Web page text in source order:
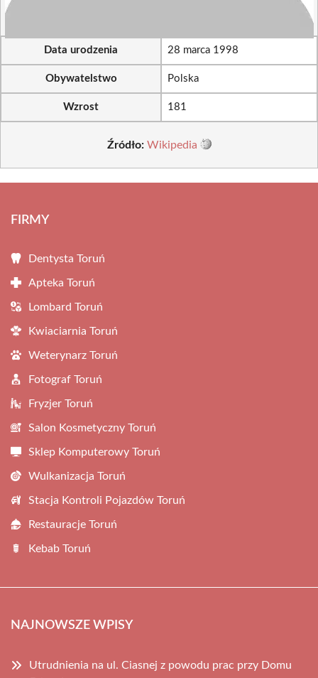
Data urodzenia 28 marca 1998
Obywatelstwo Polska
Wzrost 181
Źródło: Wikipedia
FIRMY
Dentysta Toruń
Apteka Toruń
Lombard Toruń
Kwiaciarnia Toruń
Weterynarz Toruń
Fotograf Toruń
Fryzjer Toruń
Salon Kosmetyczny Toruń
Sklep Komputerowy Toruń
Wulkanizacja Toruń
Stacja Kontroli Pojazdów Toruń
Restauracje Toruń
Kebab Toruń
NAJNOWSZE WPISY
Utrudnienia na ul. Ciasnej z powodu prac przy Domu